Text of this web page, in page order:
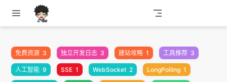
跳至主要內容
免费资源 3 独立开发日志 3 建站攻略 1 工具推荐 3
人工智能 9 SSE 1 WebSocket 2 LongPolling 1